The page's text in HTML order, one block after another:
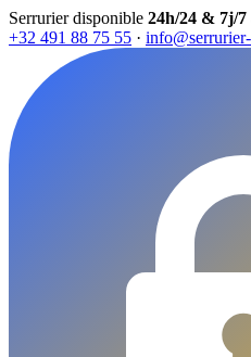
Serrurier disponible 24h/24 & 7j/7
+32 491 88 75 55 ·